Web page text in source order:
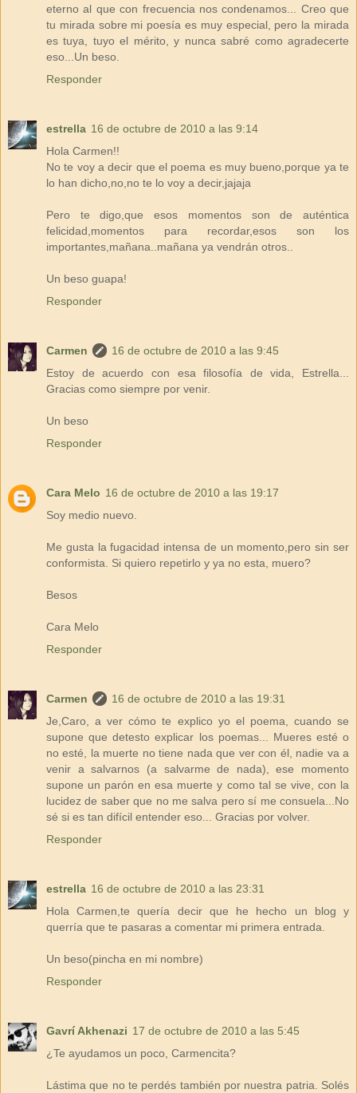
eterno al que con frecuencia nos condenamos... Creo que
tu mirada sobre mi poesía es muy especial, pero la mirada
es tuya, tuyo el mérito, y nunca sabré como agradecerte
eso...Un beso.
Responder
estrella 16 de octubre de 2010 a las 9:14
Hola Carmen!!
No te voy a decir que el poema es muy bueno,porque ya te
lo han dicho,no,no te lo voy a decir,jajaja
Pero te digo,que esos momentos son de auténtica
felicidad,momentos para recordar,esos son los
importantes,mañana..mañana ya vendrán otros..
Un beso guapa!
Responder
Carmen
16 de octubre de 2010 a las 9:45
Estoy de acuerdo con esa filosofía de vida, Estrella...
Gracias como siempre por venir.
Un beso
Responder
Cara Melo 16 de octubre de 2010 a las 19:17
Soy medio nuevo.
Me gusta la fugacidad intensa de un momento,pero sin ser
conformista. Si quiero repetirlo y ya no esta, muero?
Besos
Cara Melo
Responder
Carmen
16 de octubre de 2010 a las 19:31
Je,Caro, a ver cómo te explico yo el poema, cuando se
supone que detesto explicar los poemas... Mueres esté o
no esté, la muerte no tiene nada que ver con él, nadie va a
venir a salvarnos (a salvarme de nada), ese momento
supone un parón en esa muerte y como tal se vive, con la
lucidez de saber que no me salva pero sí me consuela...No
sé si es tan difícil entender eso... Gracias por volver.
Responder
estrella 16 de octubre de 2010 a las 23:31
Hola Carmen,te quería decir que he hecho un blog y
querría que te pasaras a comentar mi primera entrada.
Un beso(pincha en mi nombre)
Responder
Gavrí Akhenazi 17 de octubre de 2010 a las 5:45
¿Te ayudamos un poco, Carmencita?
Lástima que no te perdés también por nuestra patria. Solés